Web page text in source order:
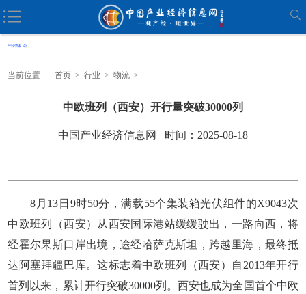
当前位置 首页 > 行业 > 物流 >
中欧班列（西安）开行量突破30000列
中国产业经济信息网 时间：2025-08-18
8月13日9时50分，满载55个集装箱光伏组件的X9043次
中欧班列（西安）从西安国际港站缓缓驶出，一路向西，将
经霍尔果斯口岸出境，途经哈萨克斯坦，跨越里海，最终抵
达阿塞拜疆巴库。这标志着中欧班列（西安）自2013年开行
首列以来，累计开行突破30000列。西安也成为全国首个中欧